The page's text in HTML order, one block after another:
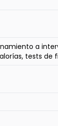
a
tests de